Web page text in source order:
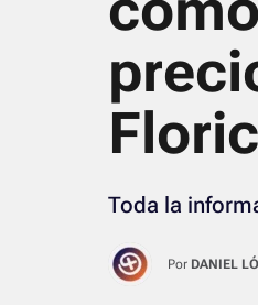
Toda la
Por DANIEL